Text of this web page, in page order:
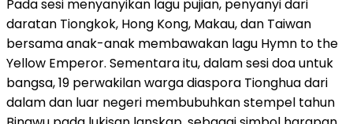
Pada sesi menyanyikan lagu pujian, penyanyi dari
daratan Tiongkok, Hong Kong, Makau, dan Taiwan
bersama anak-anak membawakan lagu Hymn to the
Yellow Emperor. Sementara itu, dalam sesi doa untuk
bangsa, 19 perwakilan warga diaspora Tionghua dari
dalam dan luar negeri membubuhkan stempel tahun